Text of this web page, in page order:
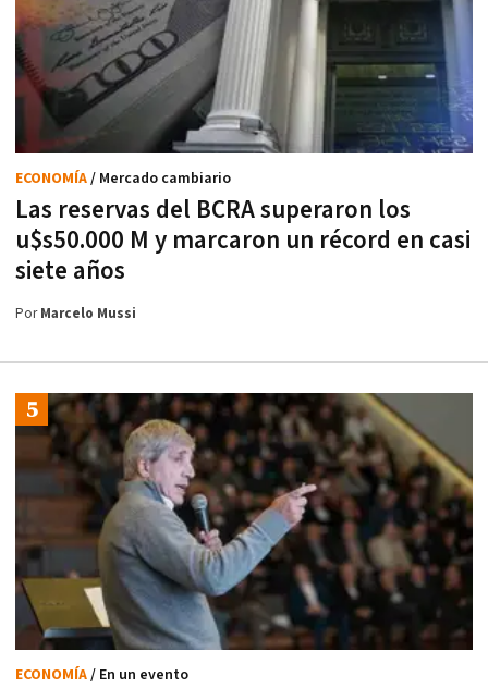
Las reservas del BCRA superaron los
u$s50.000 M y marcaron un récord en casi
siete años
ECONOMÍA/ Mercado cambiario
PorMarcelo Mussi
ECONOMÍA/ En un evento